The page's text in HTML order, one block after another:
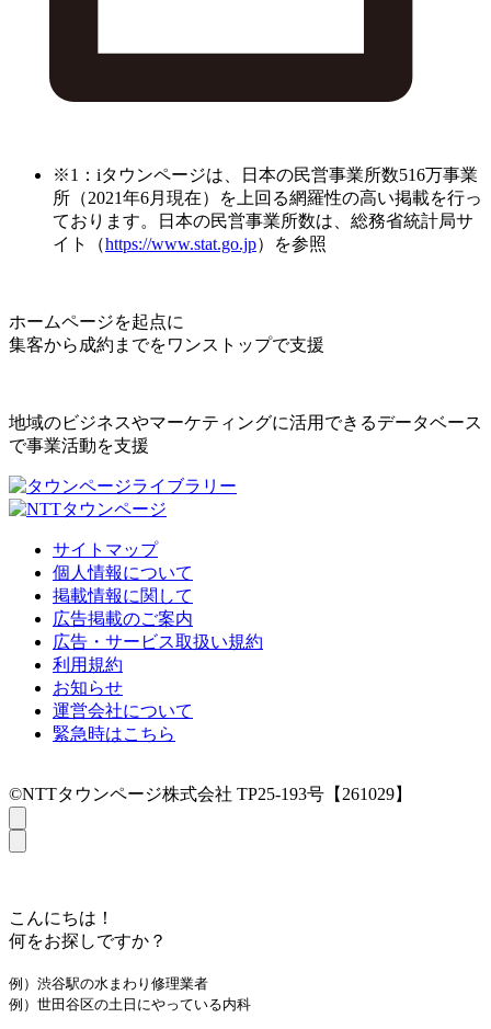
※1：iタウンページは、日本の民営事業所数516万事業
所（2021年6月現在）を上回る網羅性の高い掲載を行っ
ております。日本の民営事業所数は、総務省統計局サ
イト（https://www.stat.go.jp）を参照
ホームページを起点に
集客から成約までをワンストップで支援
地域のビジネスやマーケティングに活用できるデータベース
で事業活動を支援
サイトマップ
個人情報について
掲載情報に関して
広告掲載のご案内
広告・サービス取扱い規約
利用規約
お知らせ
運営会社について
緊急時はこちら
©NTTタウンページ株式会社 TP25-193号【261029】
こんにちは！
何をお探しですか？
例）渋谷駅の水まわり修理業者
例）世田谷区の土日にやっている内科